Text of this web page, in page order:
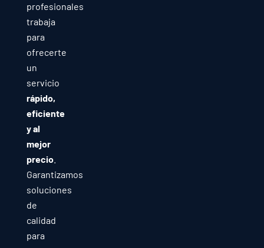
profesionales
trabaja
para
ofrecerte
un
servicio
rápido,
eficiente
y al
mejor
precio.
Garantizamos
soluciones
de
calidad
para